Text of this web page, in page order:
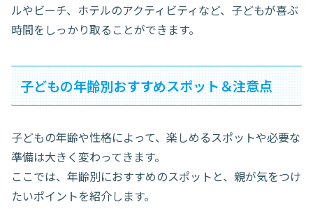
ルやビーチ、ホテルのアクティビティなど、子どもが喜ぶ
時間をしっかり取ることができます。
子どもの年齢別おすすめスポット＆注意点
子どもの年齢や性格によって、楽しめるスポットや必要な
準備は大きく変わってきます。
ここでは、年齢別におすすめのスポットと、親が気をつけ
たいポイントを紹介します。